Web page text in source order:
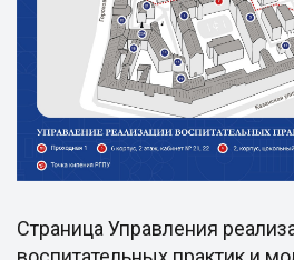
Страница Управления